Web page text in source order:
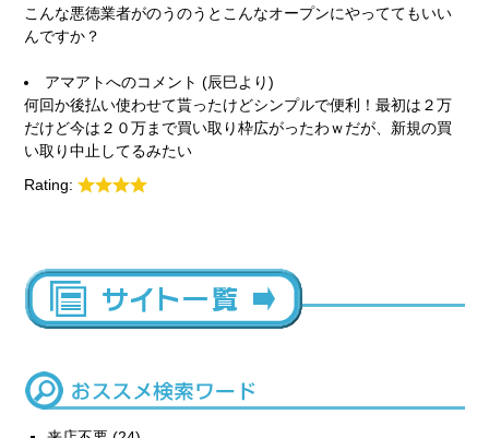
こんな悪徳業者がのうのうとこんなオープンにやっててもいい
んですか？
アマアトへのコメント (辰巳より)
何回か後払い使わせて貰ったけどシンプルで便利！最初は２万
だけど今は２０万まで買い取り枠広がったわｗだが、新規の買
い取り中止してるみたい
Rating: